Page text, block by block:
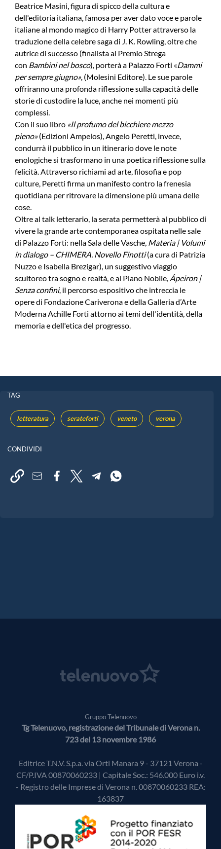
Beatrice Masini, figura di spicco della cultura e
dell'editoria italiana, famosa per aver dato voce e parole
italiane al mondo magico di Harry Potter attraverso la
traduzione della celebre saga di J. K. Rowling, oltre che
autrice di successo (finalista al Premio Strega
con Bambini nel bosco), porterà a Palazzo Forti «Dammi
per sempre giugno», (Molesini Editore). Le sue parole
offriranno una profonda riflessione sulla capacità delle
storie di custodire la luce, anche nei momenti più
complessi.
Con il suo libro «Il profumo del bicchiere mezzo
pieno»(Edizioni Ampelos), Angelo Peretti, invece,
condurrà il pubblico in un itinerario dove le note
enologiche si trasformano in una poetica riflessione sulla
felicità. Attraverso richiami ad arte, filosofia e pop
culture, Peretti firma un manifesto contro la frenesia
quotidiana per ritrovare la dimensione più umana delle
cose.
Oltre al talk letterario, la serata permetterà al pubblico di
vivere la grande arte contemporanea ospitata nelle sale
di Palazzo Forti: nella Sala delle Vasche, Materia | Volumi
in dialogo – CHIMERA. Novello Finotti(a cura di Patrizia
Nuzzo e Isabella Brezigar), un suggestivo viaggio
scultoreo tra sogno e realtà, e al Piano Nobile, Ápeiron |
Senza confini, il percorso espositivo che intreccia le
opere di Fondazione Cariverona e della Galleria d’Arte
Moderna Achille Forti attorno ai temi dell'identità, della
memoria e dell'etica del progresso.
TAG
letteratura serateforti veneto verona
CONDIVIDI
Gruppo Telenuovo
Tg Telenuovo, registrazione del Tribunale di Verona n.
723 del 13 novembre 1986
Editrice T.N.V. S.p.a. via Orti Manara 9 - 37121 Verona -
CF/P.IVA 00870060233 | Capitale Soc.: 546.000 Euro i.v.
- Registro delle Imprese di Verona n. 00870060233 REA:
163837